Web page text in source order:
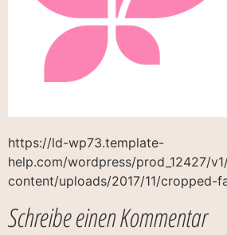
https://ld-wp73.template-
help.com/wordpress/prod_12427/
content/uploads/2017/11/cropped-
Schreibe einen Kommentar